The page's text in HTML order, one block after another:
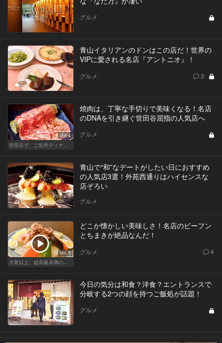
グルメ
青山イタリアンのドンはこの店だ！世界の
VIPに愛される名店『アントニオ』！
グルメ 3
Vol.4
世田谷で、ご近所ディナーを楽しもう！
焼肉は、丁寧な手切りで美味くなる！名店
のDNAを引き継ぐ世田谷屈指の人気店へ
グルメ
青山で“和”なデートがしたい日におすすめ
の人気店3選！外苑西通りはハイセンスな
店ぞろい
グルメ
Vol.5
大衆以上、超高級未満の絶品中華
どこか懐かしい美味しさ！名店のビーフン
とちまきが絶品なんだ！
グルメ 4
今日の気分は和食？洋食？エントランスで
分岐する2つの顔を持つご飯処が話題！
グルメ